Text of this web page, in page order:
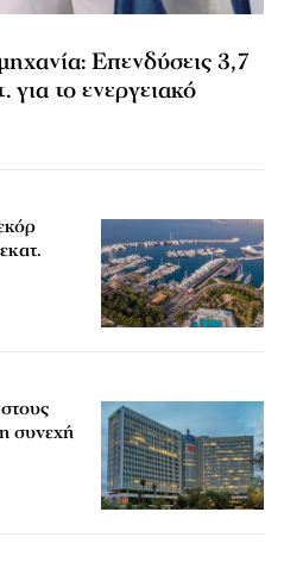
Επενδύσεις 3,7
για το ενεργειακό
συνεχή